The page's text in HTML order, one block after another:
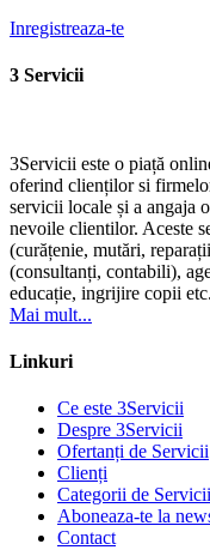
Inregistreaza-te
3 Servicii
3Servicii este o piață
oferind clienților si
servicii locale și a angaja
nevoile clientilor. Aceste
(curățenie, mutări,
(consultanți, contabili),
educație, ingrijire copii etc.
Mai mult...
Linkuri
Ce este 3Servicii
Despre 3Servicii
Ofertanți de Servicii
Clienți
Categorii de Servicii
Aboneaza-te la
Contact